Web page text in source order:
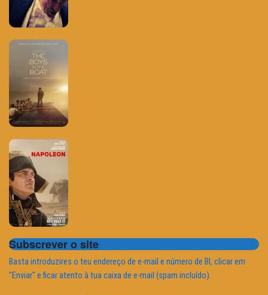
Subscrever o site
Basta introduzires o teu endereço de e-mail e número de BI, clicar em
"Enviar" e ficar atento à tua caixa de e-mail (spam incluído).